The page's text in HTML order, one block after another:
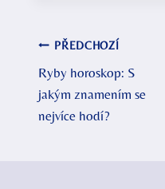
Navigace
pro
příspěvek
PŘEDCHOZÍ
Ryby horoskop: S
jakým znamením se
nejvíce hodí?